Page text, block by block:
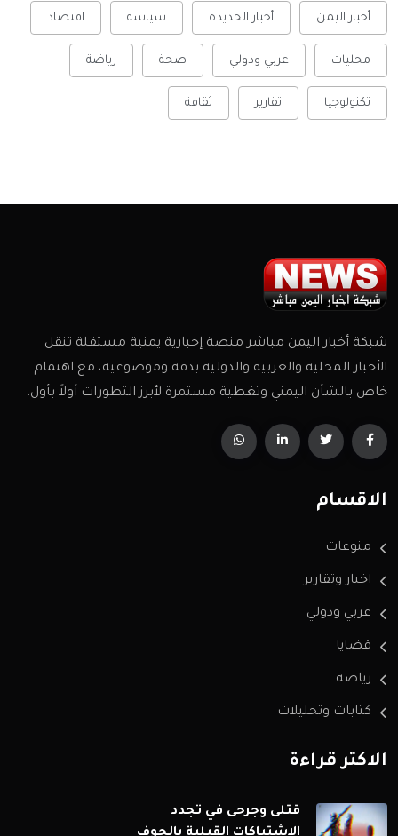
أخبار اليمن أخبار الحديدة سياسة اقتصاد
محليات عربي ودولي صحة رياضة
تكنولوجيا تقارير ثقافة
شبكة أخبار اليمن مباشر منصة إخبارية يمنية مستقلة تنقل
الأخبار المحلية والعربية والدولية بدقة وموضوعية، مع اهتمام
خاص بالشأن اليمني وتغطية مستمرة لأبرز التطورات أولاً بأول.
الاقسام
منوعات
اخبار وتقارير
عربي ودولي
قضايا
رياضة
كتابات وتحليلات
الاكثر قراءة
قتلى وجرحى في تجدد